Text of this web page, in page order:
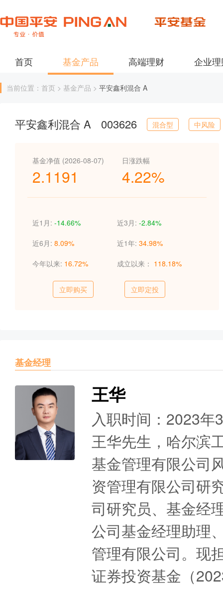
首页 基金产品 高端理财 企业
当前位置：首页 > 基金产品 > 平安鑫利混合 A
平安鑫利混合 A 003626 混合型 中风险
基金净值 (2026-08-07)
2.1191
日涨跌幅
4.22%
近1月: -14.66% 近3月: -2.84%
近6月: 8.09% 近1年: 34.98%
今年以来: 16.72% 成立以来： 118.18%
立即购买 立即定投
基金经理
王华
入职时间：2023年
王华先生，哈尔滨
基金管理有限公司
资管理有限公司研
司研究员、基金经
公司基金经理助理
管理有限公司。现
证券投资基金（